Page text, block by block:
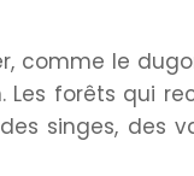
comme le
Les forêts qui
singes, des